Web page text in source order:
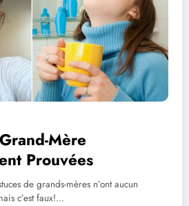
Mère
Prouvées
de grands-mères n’ont aucun
c’est faux!…